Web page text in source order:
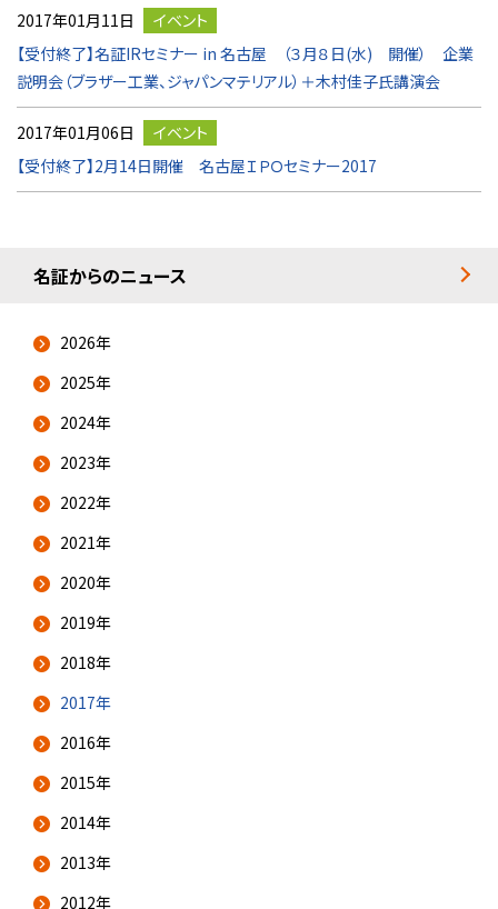
2017年01月11日
イベント
【受付終了】名証IRセミナー in 名古屋 （３月８日(水) 開催） 企業
説明会（ブラザー工業、ジャパンマテリアル）＋木村佳子氏講演会
2017年01月06日
イベント
【受付終了】2月14日開催 名古屋ＩＰＯセミナー2017
名証からのニュース
2026年
2025年
2024年
2023年
2022年
2021年
2020年
2019年
2018年
2017年
2016年
2015年
2014年
2013年
2012年